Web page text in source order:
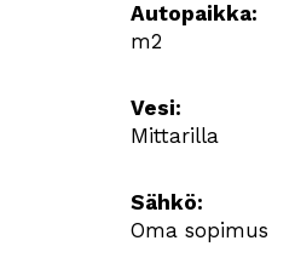
Autopaikka:
m2
Vesi:
Mittarilla
Sähkö:
Oma sopimus